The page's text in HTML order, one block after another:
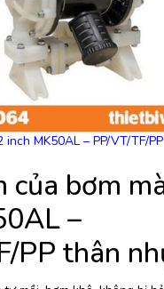
MK50AL – PP/VT/TF/
của bơm
–
PP thân